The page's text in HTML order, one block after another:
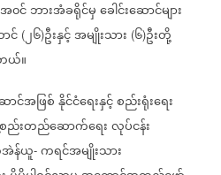
၀င်ဘားအံခရိုင်မှခေါင်းဆောင်များ
င် (၂၆)ဦးနှင့်အမျိုးသား (၆)ဦးတို့
ယ်။
င်အဖြစ်နိုင်ငံရေးနှင့်စည်းရုံးရေး
ည်းတည်ဆောက်ရေးလုပ်ငန်း
န်ယူ- ကရင်အမျိုးသား